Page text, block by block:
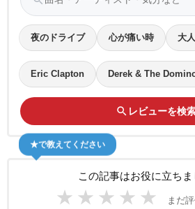
夜のドライブ 心が痛い時 大
Eric Clapton Derek & The
search レビューを検
この記事はお役に立ちま
★ ★ ★ ★ ★ まだ
★で教えてください